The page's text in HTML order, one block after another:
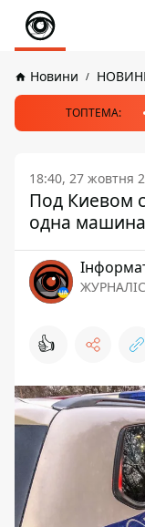
Новини
ТОПТЕМА:
18:40, 27 жовтня
Под Киевом
одна
👍